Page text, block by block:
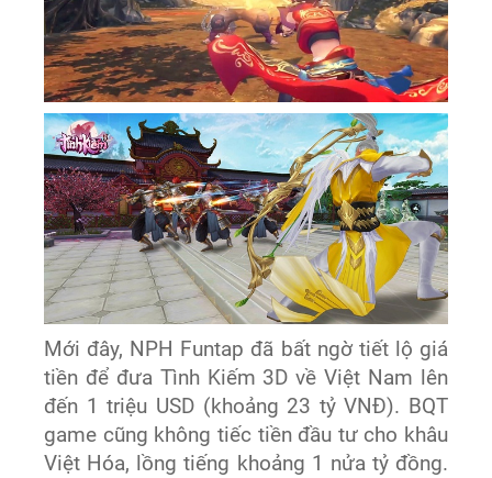
Mới đây, NPH Funtap đã bất ngờ tiết lộ giá
tiền để đưa Tình Kiếm 3D về Việt Nam lên
đến 1 triệu USD (khoảng 23 tỷ VNĐ). BQT
game cũng không tiếc tiền đầu tư cho khâu
Việt Hóa, lồng tiếng khoảng 1 nửa tỷ đồng.